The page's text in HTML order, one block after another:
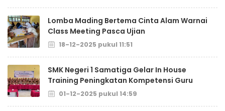
Lomba Mading Bertema Cinta Alam Warnai
Class Meeting Pasca Ujian
18-12-2025 pukul 11:51
SMK Negeri 1 Samatiga Gelar In House
Training Peningkatan Kompetensi Guru
01-12-2025 pukul 14:59